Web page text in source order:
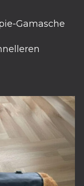
Gamasche